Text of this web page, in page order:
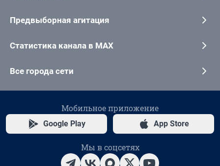
Предвыборная агитация
Статистика канала в MAX
Все города сети
Мобильное приложение
Google Play App Store
Мы в соцсетях